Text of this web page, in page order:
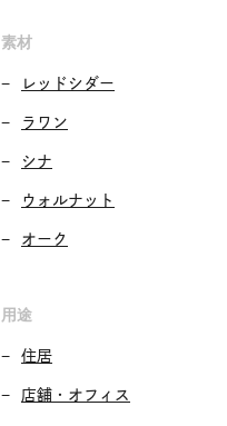
素材
レッドシダー
ラワン
シナ
ウォルナット
オーク
用途
住居
店舗・オフィス